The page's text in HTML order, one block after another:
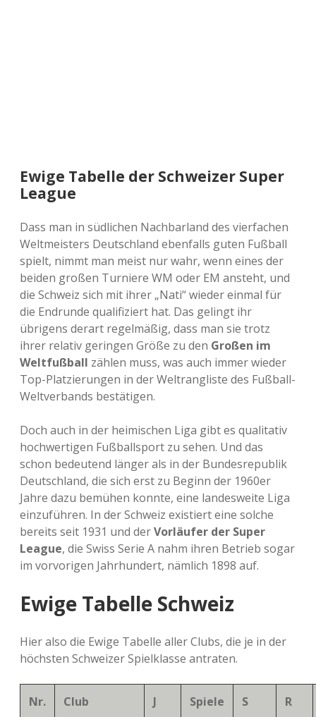
Ewige Tabelle der Schweizer Super
League
Dass man in südlichen Nachbarland des vierfachen
Weltmeisters Deutschland ebenfalls guten Fußball
spielt, nimmt man meist nur wahr, wenn eines der
beiden großen Turniere WM oder EM ansteht, und
die Schweiz sich mit ihrer „Nati“ wieder einmal für
die Endrunde qualifiziert hat. Das gelingt ihr
übrigens derart regelmäßig, dass man sie trotz
ihrer relativ geringen Größe zu den Großen im
Weltfußball zählen muss, was auch immer wieder
Top-Platzierungen in der Weltrangliste des Fußball-
Weltverbands bestätigen.
Doch auch in der heimischen Liga gibt es qualitativ
hochwertigen Fußballsport zu sehen. Und das
schon bedeutend länger als in der Bundesrepublik
Deutschland, die sich erst zu Beginn der 1960er
Jahre dazu bemühen konnte, eine landesweite Liga
einzuführen. In der Schweiz existiert eine solche
bereits seit 1931 und derVorläufer der Super
League, die Swiss Serie A nahm ihren Betrieb sogar
im vorvorigen Jahrhundert, nämlich 1898 auf.
Ewige Tabelle Schweiz
Hier also die Ewige Tabelle aller Clubs, die je in der
höchsten Schweizer Spielklasse antraten.
Nr. Club J Spiele S R